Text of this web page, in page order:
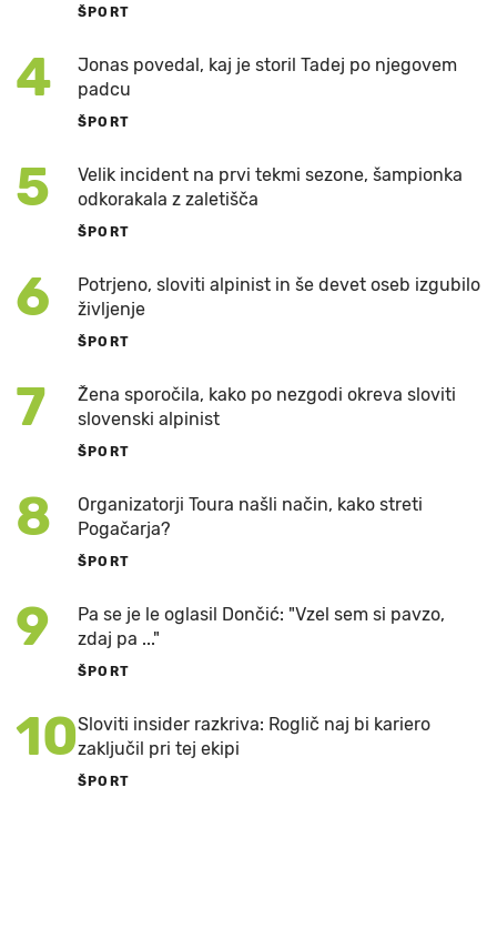
ŠPORT
4
Jonas povedal, kaj je storil Tadej po njegovem
padcu
ŠPORT
5
Velik incident na prvi tekmi sezone, šampionka
odkorakala z zaletišča
ŠPORT
6
Potrjeno, sloviti alpinist in še devet oseb izgubilo
življenje
ŠPORT
7
Žena sporočila, kako po nezgodi okreva sloviti
slovenski alpinist
ŠPORT
8
Organizatorji Toura našli način, kako streti
Pogačarja?
ŠPORT
9
Pa se je le oglasil Dončić: "Vzel sem si pavzo,
zdaj pa ..."
ŠPORT
10Sloviti insider razkriva: Roglič naj bi kariero
zaključil pri tej ekipi
ŠPORT